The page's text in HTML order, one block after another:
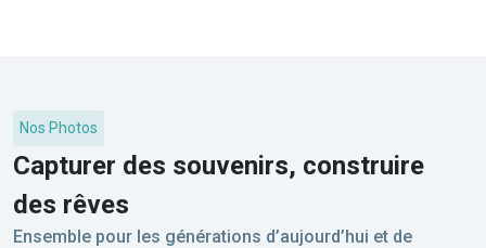
Nos Photos
Capturer des souvenirs, construire
des rêves
Ensemble pour les générations d’aujourd’hui et de